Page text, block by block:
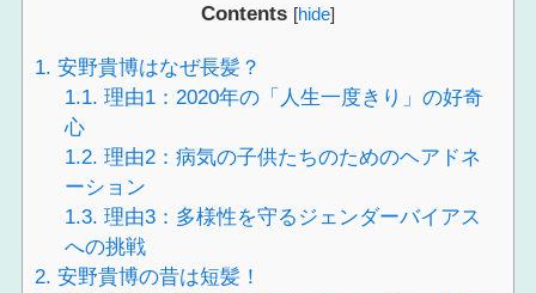
Contents [hide]
1. 安野貴博はなぜ長髪？
1.1. 理由1：2020年の「人生一度きり」の好奇
心
1.2. 理由2：病気の子供たちのためのヘアドネ
ーション
1.3. 理由3：多様性を守るジェンダーバイアス
への挑戦
2. 安野貴博の昔は短髪！